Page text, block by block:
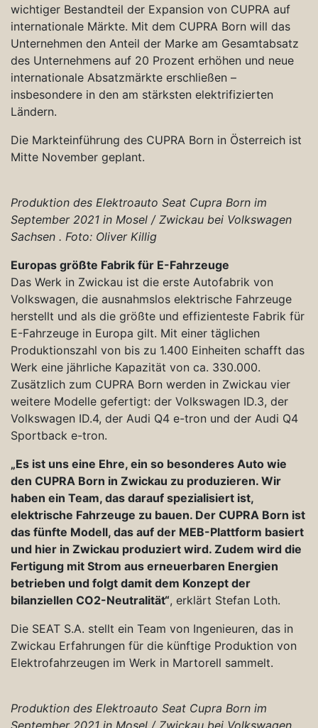
wichtiger Bestandteil der Expansion von CUPRA auf
internationale Märkte. Mit dem CUPRA Born will das
Unternehmen den Anteil der Marke am Gesamtabsatz
des Unternehmens auf 20 Prozent erhöhen und neue
internationale Absatzmärkte erschließen –
insbesondere in den am stärksten elektrifizierten
Ländern.
Die Markteinführung des CUPRA Born in Österreich ist
Mitte November geplant.
Produktion des Elektroauto Seat Cupra Born im
September 2021 in Mosel / Zwickau bei Volkswagen
Sachsen . Foto: Oliver Killig
Europas größte Fabrik für E-Fahrzeuge
Das Werk in Zwickau ist die erste Autofabrik von
Volkswagen, die ausnahmslos elektrische Fahrzeuge
herstellt und als die größte und effizienteste Fabrik für
E-Fahrzeuge in Europa gilt. Mit einer täglichen
Produktionszahl von bis zu 1.400 Einheiten schafft das
Werk eine jährliche Kapazität von ca. 330.000.
Zusätzlich zum CUPRA Born werden in Zwickau vier
weitere Modelle gefertigt: der Volkswagen ID.3, der
Volkswagen ID.4, der Audi Q4 e-tron und der Audi Q4
Sportback e-tron.
„Es ist uns eine Ehre, ein so besonderes Auto wie
den CUPRA Born in Zwickau zu produzieren. Wir
haben ein Team, das darauf spezialisiert ist,
elektrische Fahrzeuge zu bauen. Der CUPRA Born ist
das fünfte Modell, das auf der MEB-Plattform basiert
und hier in Zwickau produziert wird. Zudem wird die
Fertigung mit Strom aus erneuerbaren Energien
betrieben und folgt damit dem Konzept der
bilanziellen CO2-Neutralität“, erklärt Stefan Loth.
Die SEAT S.A. stellt ein Team von Ingenieuren, das in
Zwickau Erfahrungen für die künftige Produktion von
Elektrofahrzeugen im Werk in Martorell sammelt.
Produktion des Elektroauto Seat Cupra Born im
September 2021 in Mosel / Zwickau bei Volkswagen